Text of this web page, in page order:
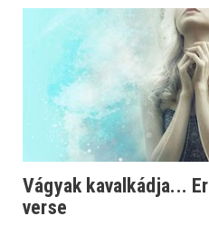
Vágyak kavalkádja...
verse